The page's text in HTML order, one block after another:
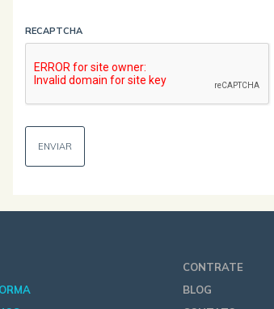
RECAPTCHA
CONTRATE
BLOG